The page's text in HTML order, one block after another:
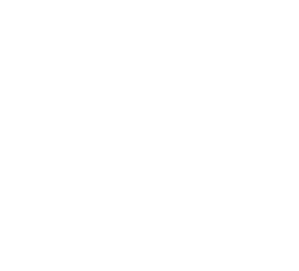
du produit